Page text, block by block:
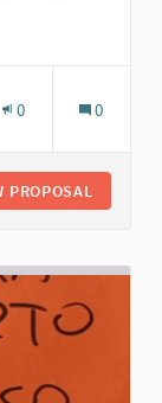
0 0
PROPOSAL